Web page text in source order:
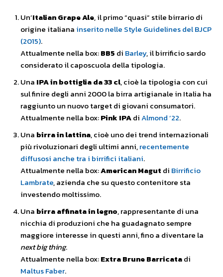
Un’Italian Grape Ale, il primo “quasi” stile birrario di
origine italiana inserito nelle Style Guidelines del BJCP
(2015).
Attualmente nella box:BB5 di Barley, il birrificio sardo
considerato il caposcuola della tipologia.
Una IPA in bottiglia da 33 cl, cioè la tipologia con cui
sul finire degli anni 2000 la birra artigianale in Italia ha
raggiunto un nuovo target di giovani consumatori.
Attualmente nella box:Pink IPAdiAlmond ’22.
Una birra in lattina, cioè uno dei trend internazionali
più rivoluzionari degli ultimi anni,recentemente
diffusosi anche tra i birrifici italiani.
Attualmente nella box:American Magut di Birrificio
Lambrate, azienda che su questo contenitore sta
investendo moltissimo.
Una birra affinata in legno, rappresentante di una
nicchia di produzioni che ha guadagnato sempre
maggiore interesse in questi anni, fino a diventare la
next big thing.
Attualmente nella box:Extra Brune Barricatadi
Maltus Faber.